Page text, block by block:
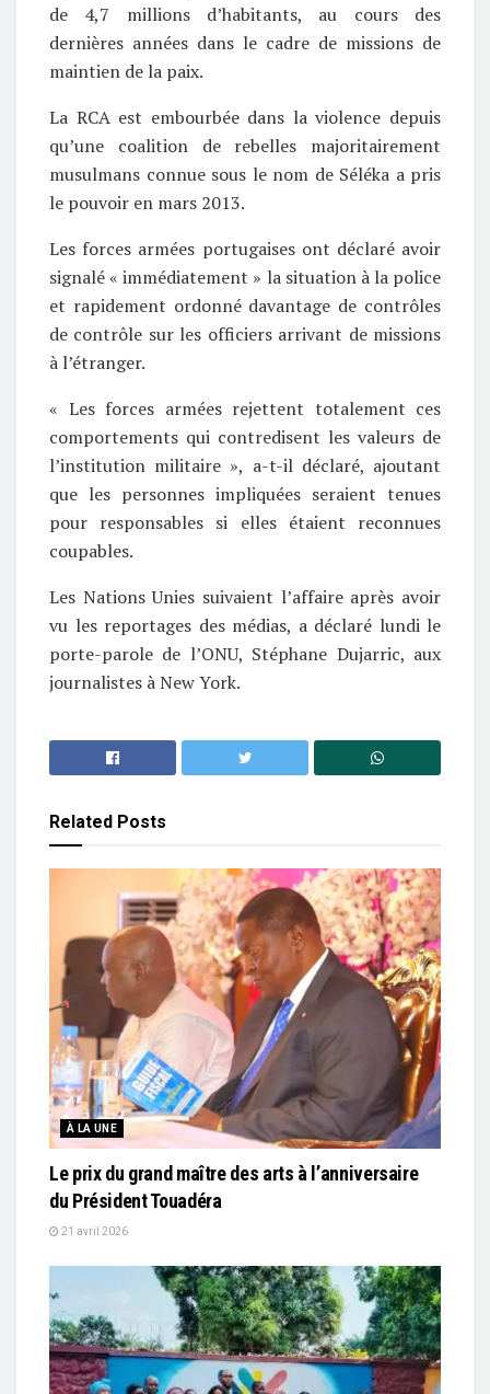
de 4,7 millions d’habitants, au cours des
dernières années dans le cadre de missions de
maintien de la paix.
La RCA est embourbée dans la violence depuis
qu’une coalition de rebelles majoritairement
musulmans connue sous le nom de Séléka a pris
le pouvoir en mars 2013.
Les forces armées portugaises ont déclaré avoir
signalé « immédiatement » la situation à la police
et rapidement ordonné davantage de contrôles
de contrôle sur les officiers arrivant de missions
à l’étranger.
« Les forces armées rejettent totalement ces
comportements qui contredisent les valeurs de
l’institution militaire », a-t-il déclaré, ajoutant
que les personnes impliquées seraient tenues
pour responsables si elles étaient reconnues
coupables.
Les Nations Unies suivaient l’affaire après avoir
vu les reportages des médias, a déclaré lundi le
porte-parole de l’ONU, Stéphane Dujarric, aux
journalistes à New York.
Related Posts
À LA UNE
Le prix du grand maître des arts à l’anniversaire
du Président Touadéra
21 avril 2026